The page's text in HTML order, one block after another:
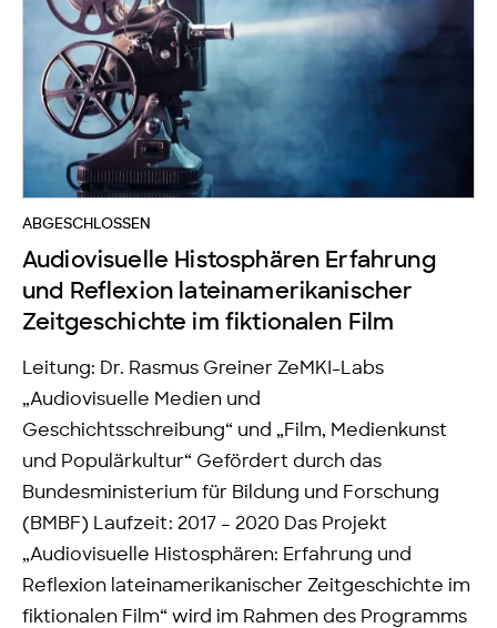
ABGESCHLOSSEN
Audiovisuelle Histosphären Erfahrung
und Reflexion lateinamerikanischer
Zeitgeschichte im fiktionalen Film
Leitung: Dr. Rasmus Greiner ZeMKI-Labs
„Audiovisuelle Medien und
Geschichtsschreibung“ und „Film, Medienkunst
und Populärkultur“ Gefördert durch das
Bundesministerium für Bildung und Forschung
(BMBF) Laufzeit: 2017 – 2020 Das Projekt
„Audiovisuelle Histosphären: Erfahrung und
Reflexion lateinamerikanischer Zeitgeschichte im
fiktionalen Film“ wird im Rahmen des Programms